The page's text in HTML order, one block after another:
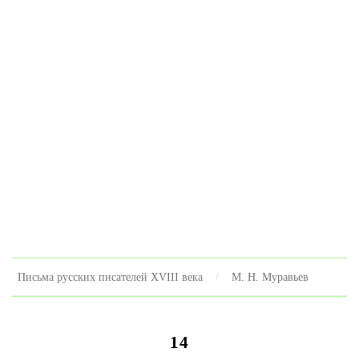
Письма русских писателей XVIII века M. H. Муравьев
14